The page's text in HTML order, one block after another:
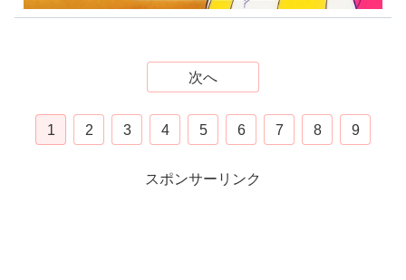
次へ
1 2 3 4 5 6 7 8 9
スポンサーリンク